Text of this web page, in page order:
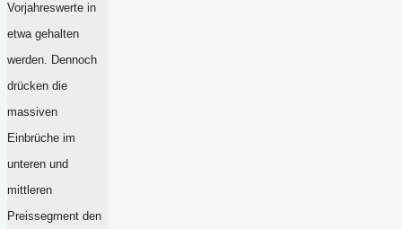
Vorjahreswerte in
etwa gehalten
werden. Dennoch
drücken die
massiven
Einbrüche im
unteren und
mittleren
Preissegment den